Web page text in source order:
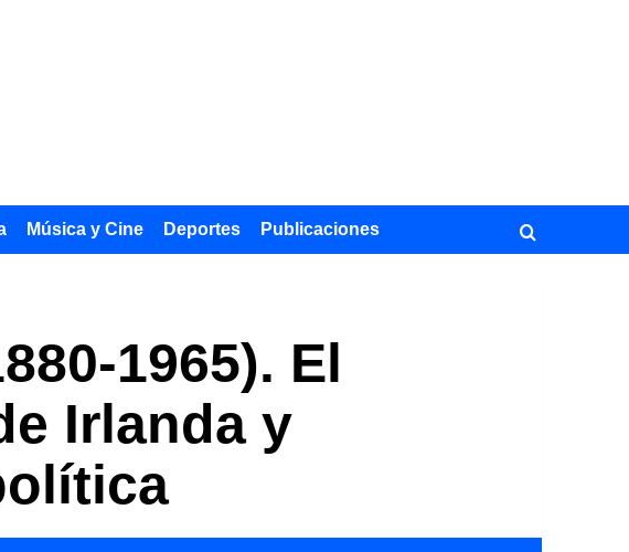
Música y Cine Deportes Publicaciones
1965). El
Irlanda y